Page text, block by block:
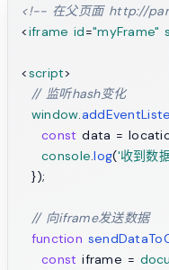
<!-- 在父页面 http://
<iframe id="myFrame"
<script>
// 监听hash变化
window.
const data =
console.log('收到数
  });
// 向iframe发送数据
function
const iframe =